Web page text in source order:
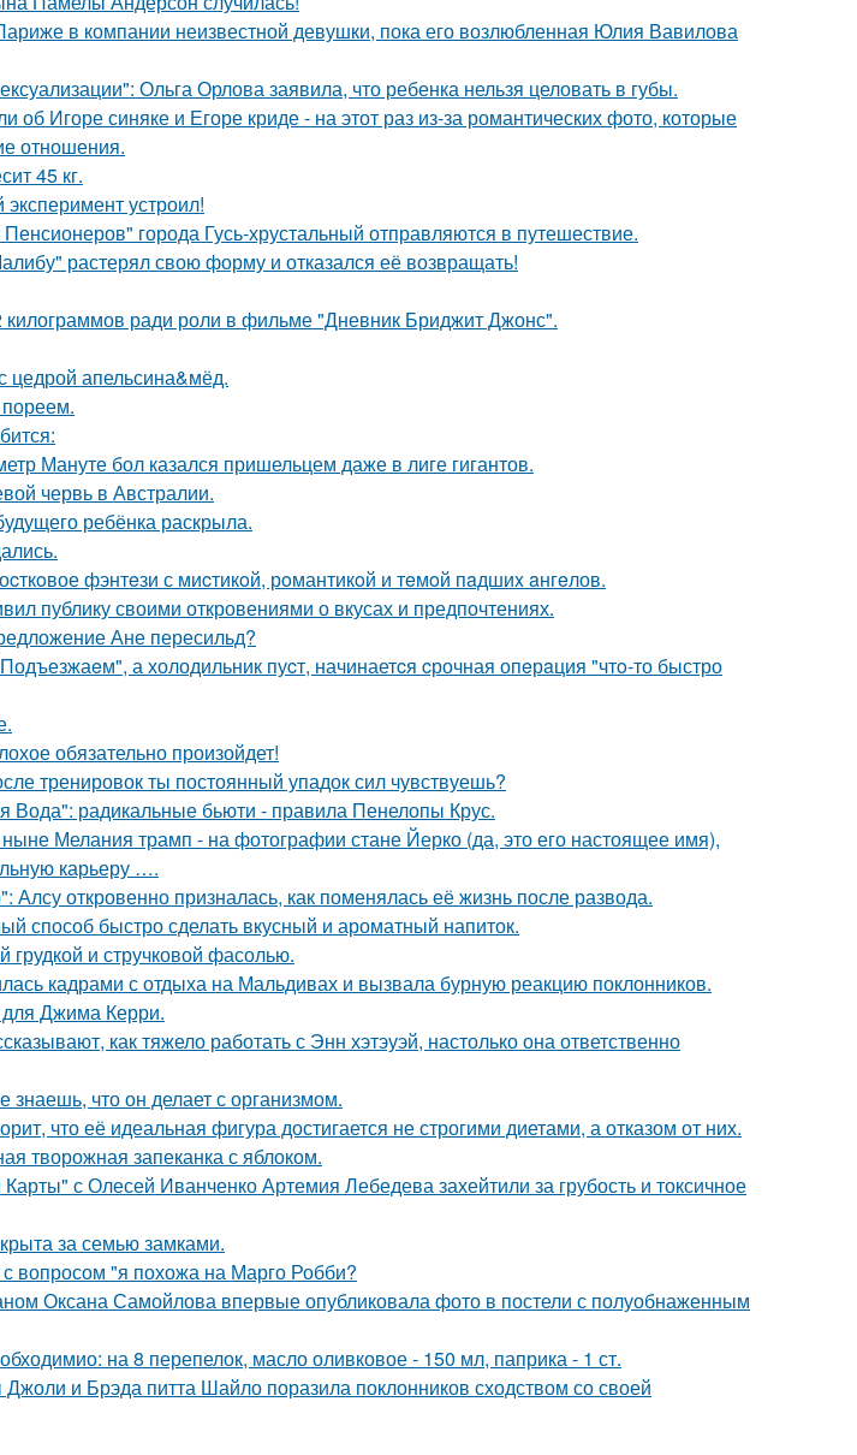
в компании неизвестной девушки, пока его возлюбленная Юлия Вавилова
Ольга Орлова заявила, что ребенка нельзя целовать в губы.
об Игоре синяке и Егоре криде - на этот раз из-за романтических фото, которые
отношения.
45 кг.
устроил!
города Гусь-хрустальный отправляются в путешествие.
растерял свою форму и отказался её возвращать!
килограммов ради роли в фильме "Дневник Бриджит Джонс".
цедрой апельсина&мёд.
Мануте бол казался пришельцем даже в лиге гигантов.
червь в Австралии.
ребёнка раскрыла.
фэнтeзи с миcтикoй, рoмантикoй и тeмoй пaдшиx aнгeлов.
публику своими откровениями о вкусах и предпочтениях.
Ане пересильд?
а холодильник пуcт, начинаетcя cрочная опeрaция "чтo-то быстро
обязательно произойдет!
тренировок ты постоянный упадок сил чувствуешь?
Вода": радикальные бьюти - правила Пенелопы Крус.
Мелания трамп - на фотографии стане Йерко (да, это его настоящее имя),
карьеру ….
откровенно призналась, как поменялась её жизнь после развода.
способ быстро сделать вкусный и ароматный напиток.
грудкой и стручковой фасолью.
кадрами с отдыха на Мальдивах и вызвала бурную реакцию поклонников.
Джима Керри.
как тяжело работать с Энн хэтэуэй, настолько она ответственно
что он делает с организмом.
что её идеальная фигура достигается не строгими диетами, а отказом от них.
творожная запеканка с яблоком.
с Олесей Иванченко Артемия Лебедева захейтили за грубость и токсичное
за семью замками.
вопросом "я похожа на Марго Робби?
Оксана Самойлова впервые опубликовала фото в постели с полуобнаженным
на 8 перепелок, масло оливковое - 150 мл, паприка - 1 ст.
и Брэда питта Шайло поразила поклонников сходством со своей